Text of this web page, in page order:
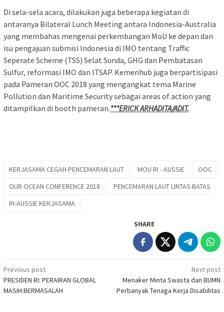
Di sela-sela acara, dilakukan juga beberapa kegiatan di
antaranya Bilateral Lunch Meeting antara Indonesia-Australia
yang membahas mengenai perkembangan MoU ke depan dan
isu pengajuan submisi Indonesia di IMO tentang Traffic
Seperate Scheme (TSS) Selat Sunda, GHG dan Pembatasan
Sulfur, reformasi IMO dan ITSAP. Kemenhub juga berpartisipasi
pada Pameran OOC 2018 yang mengangkat tema Marine
Pollution dan Maritime Security sebagai areas of action yang
ditampilkan di booth pameran.***ERICK ARHADITA/ADIT.
KERJASAMA CEGAH PENCEMARAN LAUT MOU RI - AUSSIE
OOC
OUR OCEAN CONFERENCE 2018
PENCEMARAN LAUT LINTAS BATAS
RI-AUSSIE KERJASAMA
SHARE
Post
navigation
Previous post
PRESIDEN RI: PERAIRAN GLOBAL
MASIH BERMASALAH
Next post
Menaker Minta Swasta dan BUMN
Perbanyak Tenaga Kerja Disabilitas